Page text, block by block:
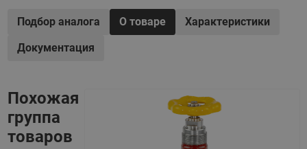
Подбор аналога О товаре
Характеристики
Документация
Похожая
группа
товаров